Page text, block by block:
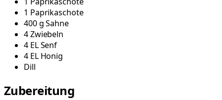
1 Paprikaschote
400gSahne
4Zwiebeln
4 ELSenf
4 EL Honig
Dill
Zubereitung